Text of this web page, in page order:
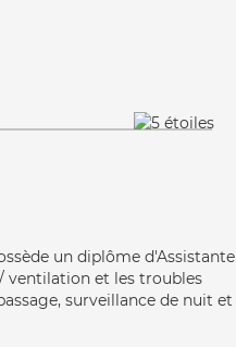
un diplôme d'Assistante
ventilation et les troubles
surveillance de nuit et